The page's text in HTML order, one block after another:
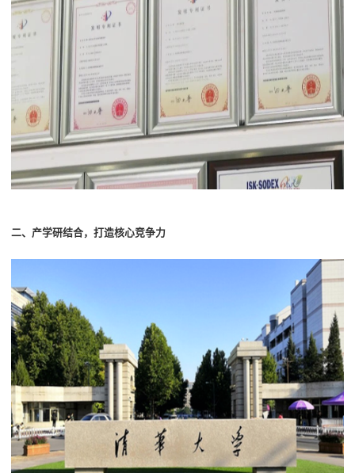
二、产学研结合，打造核心竞争力